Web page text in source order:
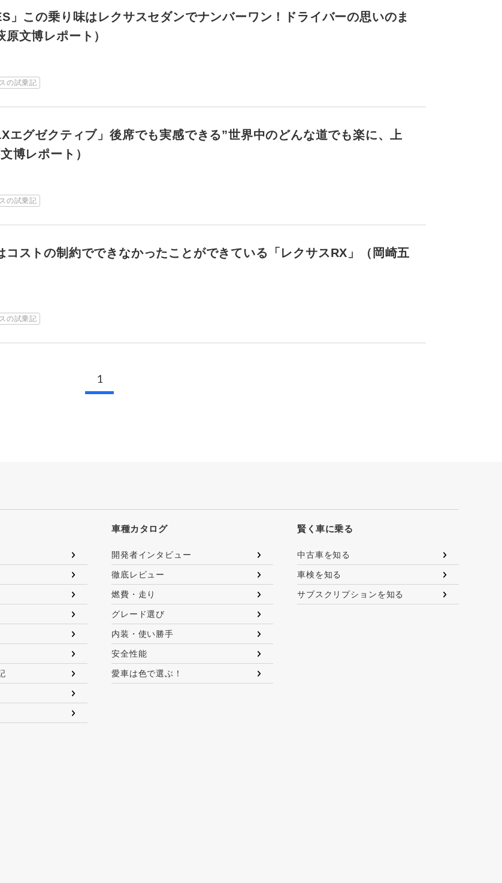
」この乗り味はレクサスセダンでナンバーワン！ドライバーの思いのま
原文博レポート）
の試乗記
エグゼクティブ」後席でも実感できる”世界中のどんな道でも楽に、上
博レポート）
の試乗記
コストの制約でできなかったことができている「レクサスRX」（岡崎五
の試乗記
1
車種カタログ
開発者インタビュー
徹底レビュー
燃費・走り
グレード選び
内装・使い勝手
安全性能
愛車は色で選ぶ！
賢く車に乗る
中古車を知る
車検を知る
サブスクリプションを知る